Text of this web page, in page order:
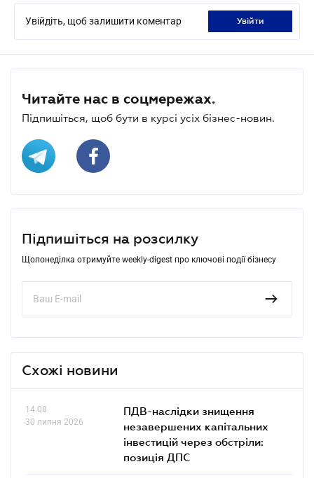
Увійдіть, щоб залишити коментар увійти
Читайте нас в соцмережах.
Підпишіться, щоб бути в курсі усіх бізнес-новин.
Підпишіться на розсилку
Щопонеділка отримуйте weekly-digest про ключові події бізнесу
Схожі новини
14.08
30 липня 2026
ПДВ-наслідки знищення
незавершених капітальних
інвестицій через обстріли:
позиція ДПС